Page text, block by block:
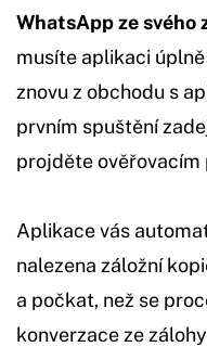
WhatsApp ze svého
musíte aplikaci
znovu z obchodu s
prvním spuštění
projděte ověřovacím
Aplikace vás
nalezena záložní
a počkat, než se
konverzace ze